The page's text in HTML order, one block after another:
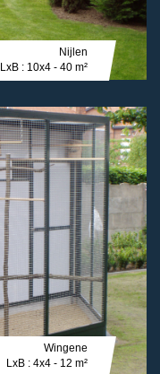
Nijlen
LxB : 10x4 - 40 m²
Wingene
LxB : 4x4 - 12 m²